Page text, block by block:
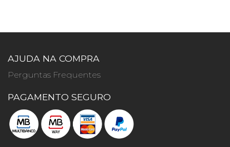
AJUDA NA COMPRA
Perguntas Frequentes
PAGAMENTO SEGURO